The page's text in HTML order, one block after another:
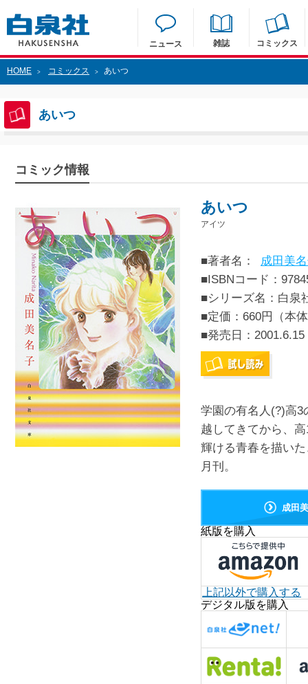
ニュース 雑誌 コミックス
HOME > コミックス > あいつ
あいつ
コミック情報
あいつ
アイツ
■著者名：
成田美
■ISBNコード：
■シリーズ名：白泉
■定価：660円（本
■発売日： 2001.6.15
学園の有名人(?)高3
越してきてから、
輝ける青春を描い
月刊。
成田
紙版を購入
上記以外で購入する
デジタル版を購入